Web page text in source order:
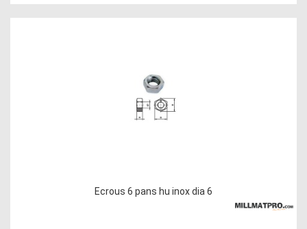
Ecrous 6 pans hu inox dia 6